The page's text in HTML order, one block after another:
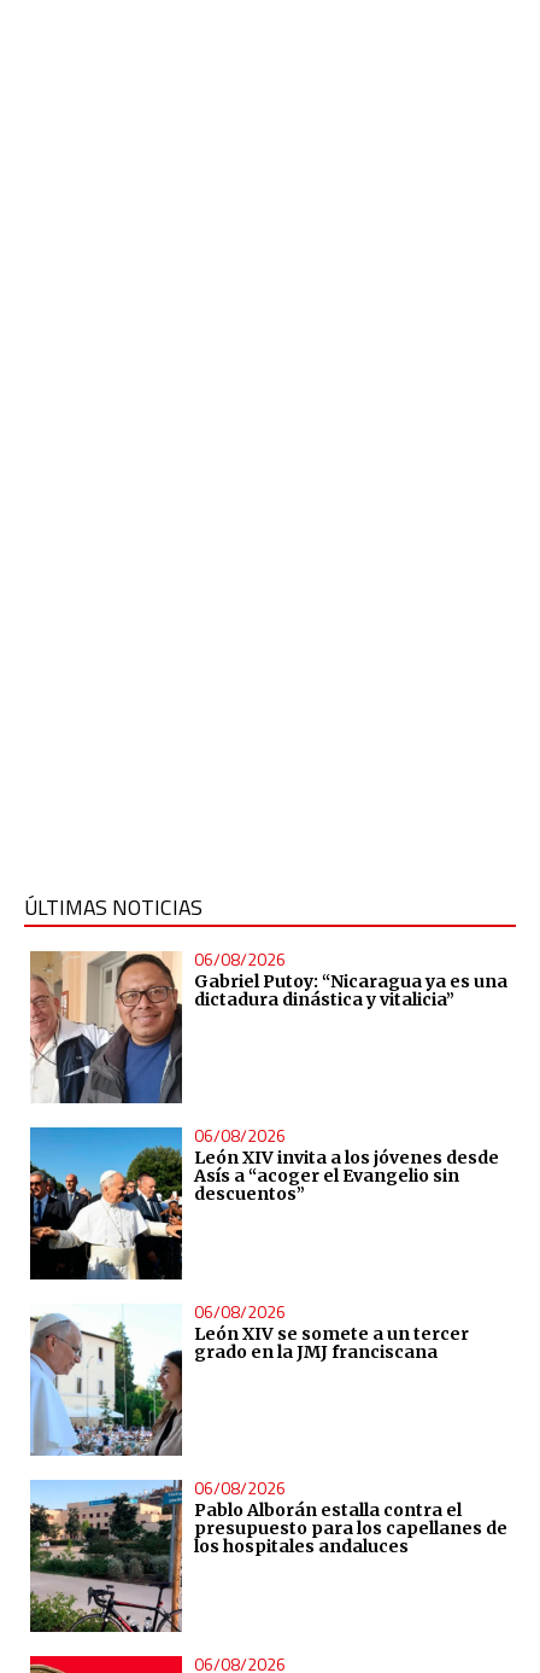
ÚLTIMAS NOTICIAS
06/08/2026
Gabriel Putoy: “Nicaragua ya es una
dictadura dinástica y vitalicia”
06/08/2026
León XIV invita a los jóvenes desde
Asís a “acoger el Evangelio sin
descuentos”
06/08/2026
León XIV se somete a un tercer
grado en la JMJ franciscana
06/08/2026
Pablo Alborán estalla contra el
presupuesto para los capellanes de
los hospitales andaluces
06/08/2026